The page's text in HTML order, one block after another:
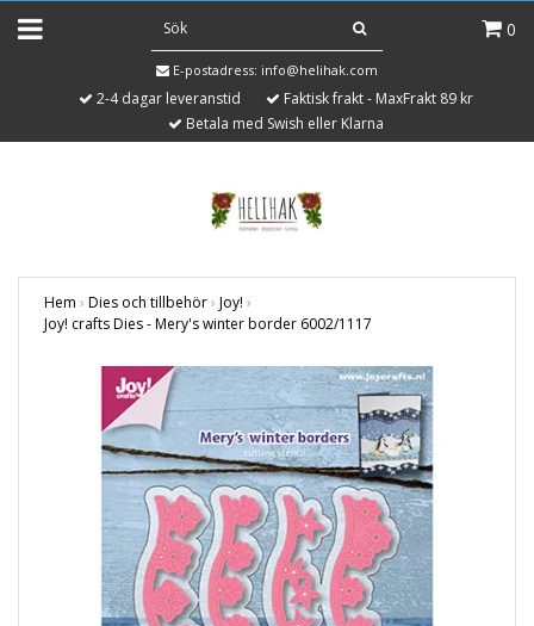
0
E-postadress: info@helihak.com
2-4 dagar leveranstid
Faktisk frakt - MaxFrakt 89 kr
Betala med Swish eller Klarna
Hem › Dies och tillbehör› Joy! ›
Joy! crafts Dies - Mery's winter border 6002/1117